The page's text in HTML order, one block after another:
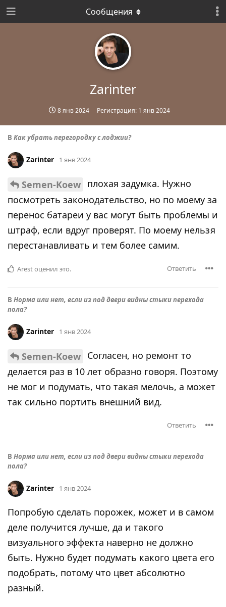
Zarinter
8 янв 2024 Регистрация: 1 янв 2024
Сообщения
В Как убрать перегородку с лоджии?
Zarinter 1 янв 2024
Semen-Koew плохая задумка. Нужно
посмотреть законодательство, но по моему за
перенос батареи у вас могут быть проблемы и
штраф, если вдруг проверят. По моему нельзя
перестанавливать и тем более самим.
Ответить
Arestоценил это.
В Норма или нет, если из под двери видны стыки перехода
пола?
Zarinter 1 янв 2024
Semen-Koew Согласен, но ремонт то
делается раз в 10 лет образно говоря. Поэтому
не мог и подумать, что такая мелочь, а может
так сильно портить внешний вид.
Ответить
В Норма или нет, если из под двери видны стыки перехода
пола?
Zarinter 1 янв 2024
Попробую сделать порожек, может и в самом
деле получится лучше, да и такого
визуального эффекта наверно не должно
быть. Нужно будет подумать какого цвета его
подобрать, потому что цвет абсолютно
разный.